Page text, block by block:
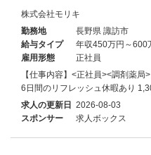
株式会社モリキ
勤務地
長野県 諏訪市
給与タイプ
年収450万円～600
雇用形態
正社員
【仕事内容】<正社員><調剤薬
6日間のリフレッシュ休暇あり
求人の更新日 2026-08-03
スポンサー
求人ボックス